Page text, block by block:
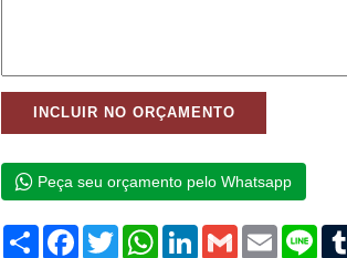
Peça seu orçamento pelo Whatsapp
Compartilhar
Facebook
TwitterWhatsApp
LinkedIn
GmailEmailLine